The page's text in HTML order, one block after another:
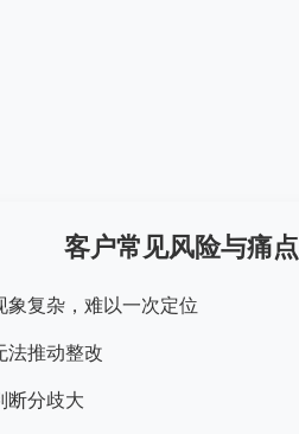
客户常见风险与痛点
象复杂，难以一次定位
法推动整改
断分歧大